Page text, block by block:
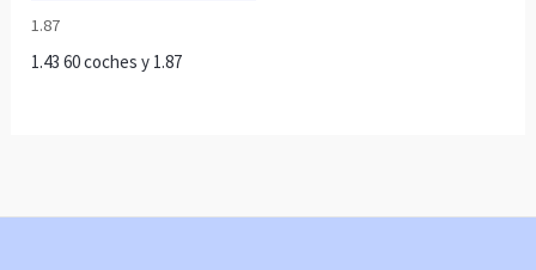
1.87
1.43 60 coches y 1.87